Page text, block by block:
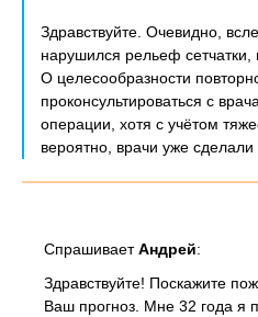
Здравствуйте. Очевидно,
нарушился рельеф сетчатки,
О целесообразности
проконсультироваться с
операции, хотя с учётом
вероятно, врачи уже сделали
СпрашиваетАндрей:
Здравствуйте! Поскажите
Ваш прогноз. Мне 32 года я